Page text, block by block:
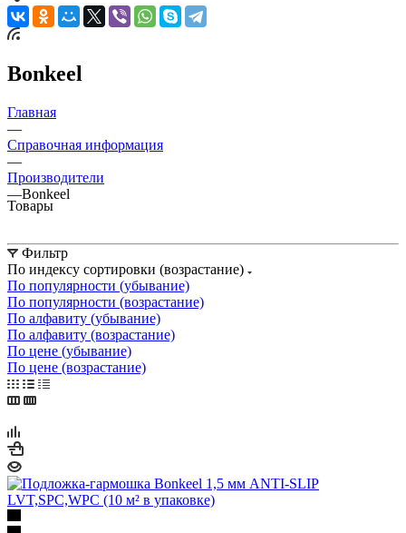
Bonkeel
Главная
—
Справочная информация
—
Производители
—Bonkeel
Товары
Фильтр
По индексу сортировки (возрастание)
По популярности (убывание)
По популярности (возрастание)
По алфавиту (убывание)
По алфавиту (возрастание)
По цене (убывание)
По цене (возрастание)